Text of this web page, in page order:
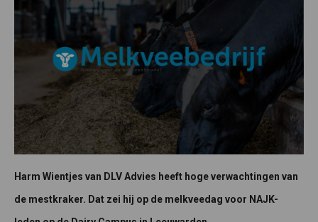
Harm Wientjes van DLV Advies heeft hoge verwachtingen van
de mestkraker. Dat zei hij op de melkveedag voor NAJK-